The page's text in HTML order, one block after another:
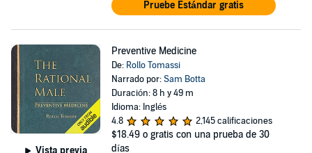
Pruebe Estándar gratis
Vista previa
Preventive Medicine
De: Rollo Tomassi
Narrado por:Sam Botta
Duración: 8 h y 49 m
Idioma: Inglés
4.8
2,145 calificaciones
$18.49 o gratis con una prueba de 30
días